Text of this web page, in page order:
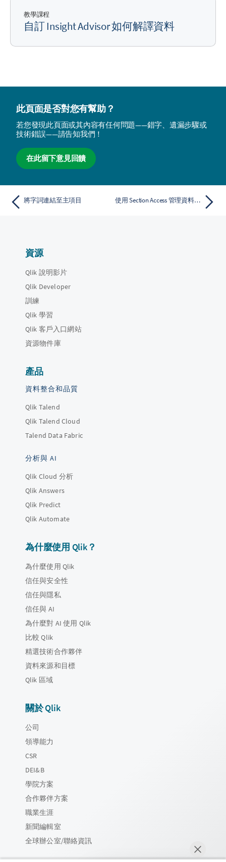
教學課程
自訂Insight Advisor如何解譯資料
此頁面是否對您有幫助？
若您發現此頁面或其內容有任何問題——錯字、遺漏步驟或
技術錯誤——請告知我們！
在此留下意見回饋
將字詞連結至主項目 使用 Section Access 管理資料安全性
資源
Qlik 說明影片
Qlik Developer
訓練
Qlik 學習
Qlik 客戶入口網站
資源物件庫
產品
資料整合和品質
Qlik Talend
Qlik Talend Cloud
Talend Data Fabric
分析與 AI
Qlik Cloud 分析
Qlik Answers
Qlik Predict
Qlik Automate
為什麼使用 Qlik？
為什麼使用 Qlik
信任與安全性
信任與隱私
信任與 AI
為什麼對 AI 使用 Qlik
比較 Qlik
精選技術合作夥伴
資料來源和目標
Qlik 區域
關於 Qlik
公司
領導能力
CSR
DEI&B
學院方案
合作夥伴方案
職業生涯
新聞編輯室
全球辦公室/聯絡資訊